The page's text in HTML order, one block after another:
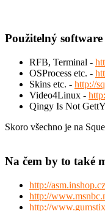
Použitelný software
RFB, Terminal -
OSProcess etc. -
Skins etc. - http://
Video4Linux -
Qingy Is Not
Skoro všechno je na
Na čem by to také
http://
http://
http://